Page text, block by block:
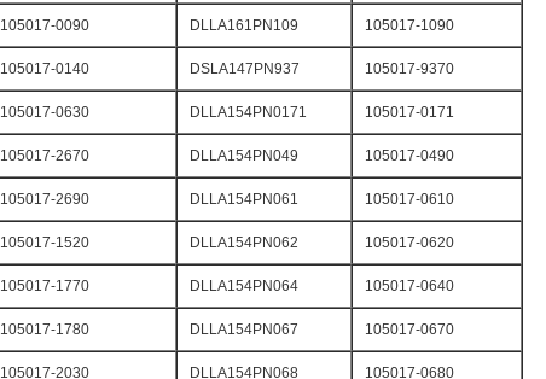
105017-0090 DLLA161PN109 105017-1090
105017-0140 DSLA147PN937 105017-9370
105017-0630 DLLA154PN0171 105017-0171
105017-2670 DLLA154PN049 105017-0490
105017-2690 DLLA154PN061 105017-0610
105017-1520 DLLA154PN062 105017-0620
105017-1770 DLLA154PN064 105017-0640
105017-1780 DLLA154PN067 105017-0670
105017-2030 DLLA154PN068 105017-0680